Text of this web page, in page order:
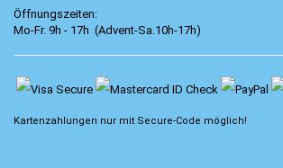
Öffnungszeiten:
Mo-Fr. 9h - 17h (Advent-Sa.10h-17h)
Kartenzahlungen nur mit Secure-Code möglich!